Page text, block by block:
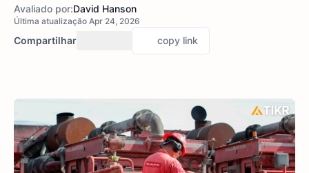
Avaliado por:David Hanson
Última atualização Apr 24, 2026
Compartilhar copy link